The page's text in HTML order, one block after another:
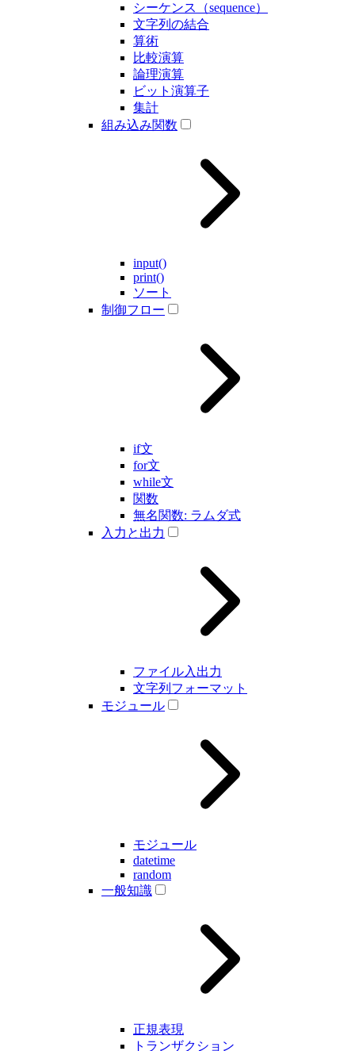
シーケンス（sequence）
文字列の結合
算術
比較演算
論理演算
ビット演算子
集計
組み込み関数
input()
print()
ソート
制御フロー
if文
for文
while文
関数
無名関数: ラムダ式
入力と出力
ファイル入出力
文字列フォーマット
モジュール
モジュール
datetime
random
一般知識
正規表現
トランザクション